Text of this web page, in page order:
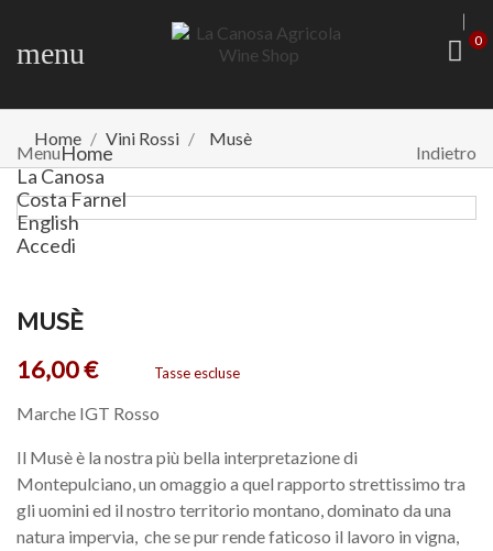
menu 0
Menu Indietro
Home
La Canosa
Costa Farnel
English
Accedi
Home Vini Rossi Musè
MUSÈ
16,00 €
Tasse escluse
Marche IGT Rosso
Il Musè è la nostra più bella interpretazione di
Montepulciano, un omaggio a quel rapporto strettissimo tra
gli uomini ed il nostro territorio montano, dominato da una
natura impervia, che se pur rende faticoso il lavoro in vigna,